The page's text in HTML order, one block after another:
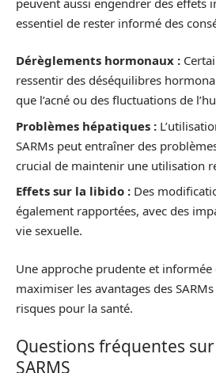
essentiel de rester informé des
Dérèglements hormonaux :
ressentir des déséquilibres
que l’acné ou des fluctuations de
Problèmes hépatiques :
SARMs peut entraîner des
crucial de maintenir une utilisation
Effets sur la libido : Des
également rapportées, avec des
vie sexuelle.
Une approche prudente et informée
maximiser les avantages des
risques pour la santé.
Questions fréquentes sur
SARMS